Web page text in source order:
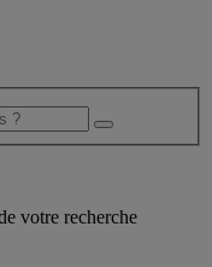
votre recherche